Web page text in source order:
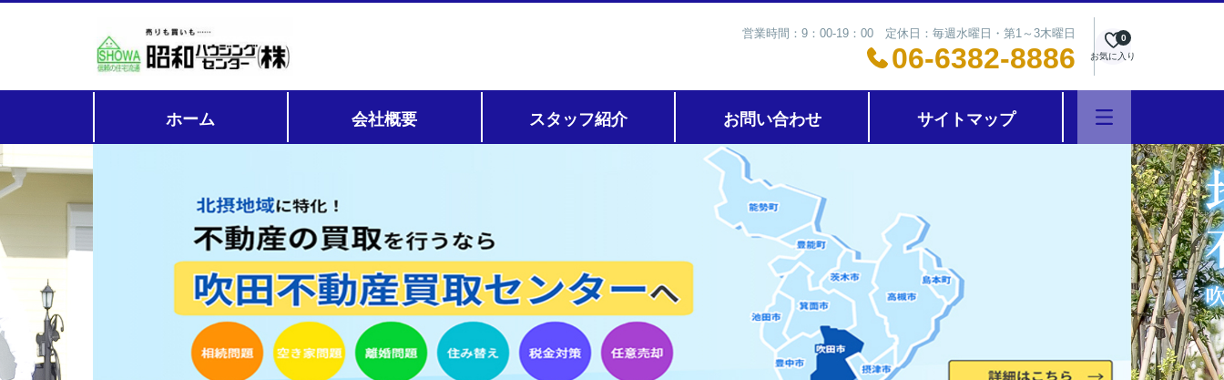
営業時間：9：00-19：00 定休日：毎週水曜日・第1～3木曜日
06-6382-8886 お気に入り
0
ホーム 会社概要 スタッフ紹介 お問い合わせ サイトマップ